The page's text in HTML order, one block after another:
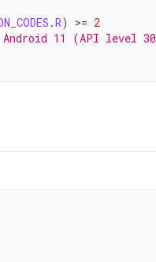
.R) >= 2
11 (API level